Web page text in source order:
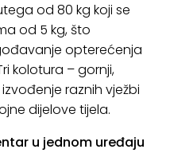
od 80 kg koji se
od 5 kg, što
opterećenja
kolotura – gornji,
raznih vježbi
dijelove tijela.
u jednom uređaju